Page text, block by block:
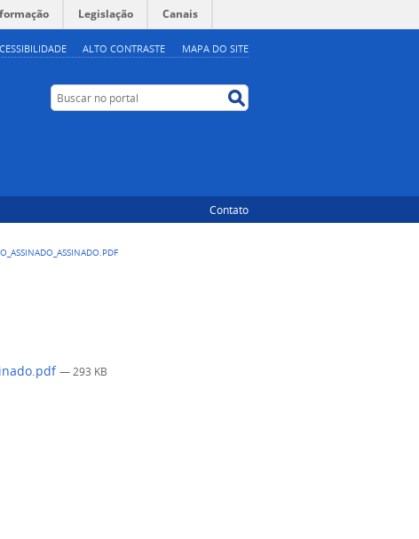
ALTO CONTRASTE MAPA DO SITE
Legislação Canais
Buscar no portal
Contato
— 293 KB